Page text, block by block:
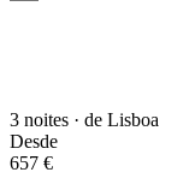
3 noites · de Lisboa
Desde
657 €